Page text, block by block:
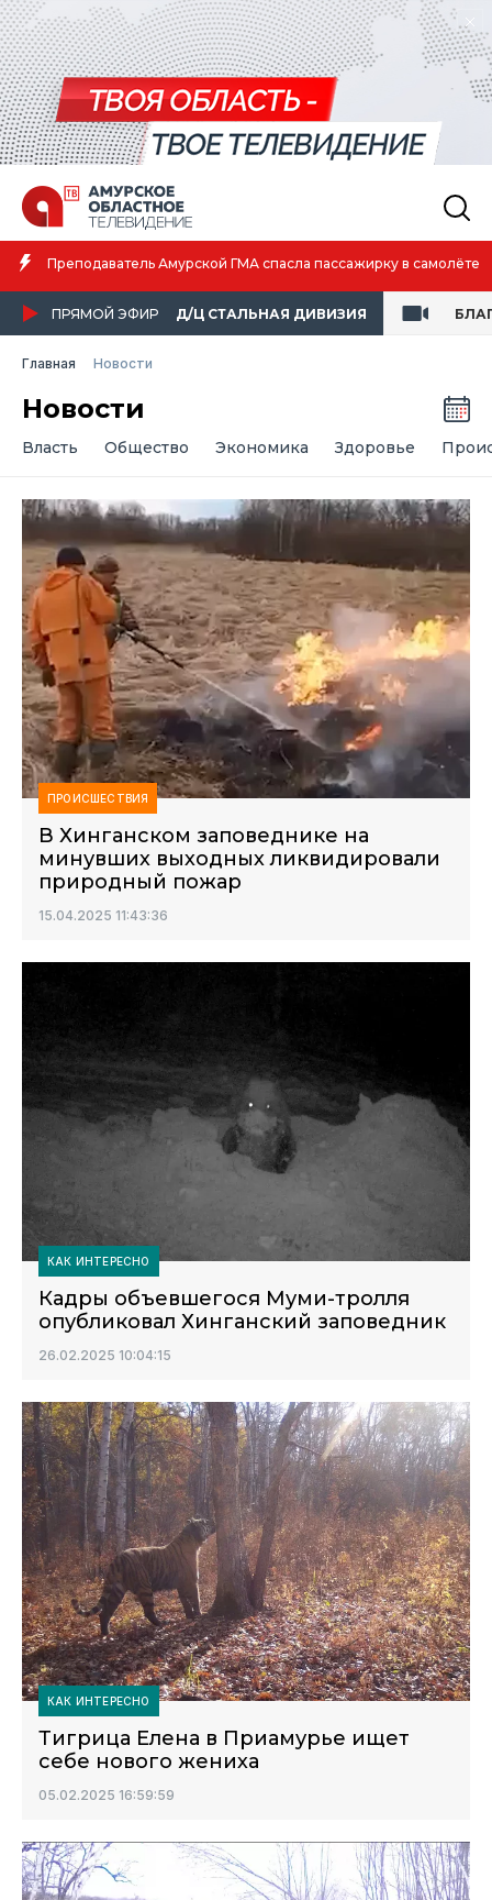
Преподаватель Амурской ГМА спасла пассажирку в самолёте
ПРЯМОЙ ЭФИР Д/Ц СТАЛЬНАЯ ДИВИЗИЯ
Главная Новости
Новости
Власть Общество Экономика Здоровье
ПРОИСШЕСТВИЯ
В Хинганском заповеднике на
минувших выходных ликвидировали
природный пожар
15.04.2025 11:43:36
КАК ИНТЕРЕСНО
Кадры объевшегося Муми-тролля
опубликовал Хинганский заповедник
26.02.2025 10:04:15
КАК ИНТЕРЕСНО
Тигрица Елена в Приамурье ищет
себе нового жениха
05.02.2025 16:59:59